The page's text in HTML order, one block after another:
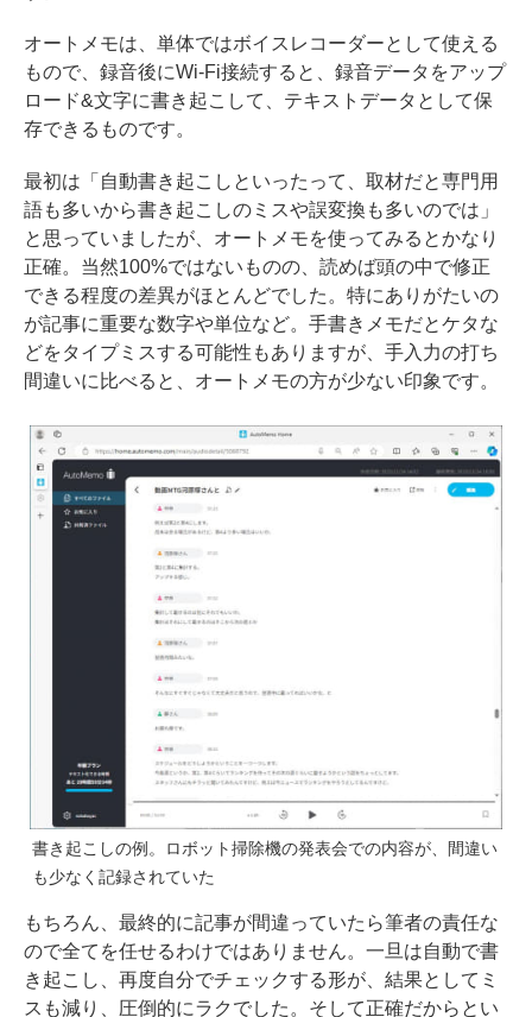
オートメモは、単体ではボイスレコーダーとして使える
もので、録音後にWi-Fi接続すると、録音データをアップ
ロード&文字に書き起こして、テキストデータとして保
存できるものです。
最初は「自動書き起こしといったって、取材だと専門用
語も多いから書き起こしのミスや誤変換も多いのでは」
と思っていましたが、オートメモを使ってみるとかなり
正確。当然100%ではないものの、読めば頭の中で修正
できる程度の差異がほとんどでした。特にありがたいの
が記事に重要な数字や単位など。手書きメモだとケタな
どをタイプミスする可能性もありますが、手入力の打ち
間違いに比べると、オートメモの方が少ない印象です。
書き起こしの例。ロボット掃除機の発表会での内容が、間違い
も少なく記録されていた
もちろん、最終的に記事が間違っていたら筆者の責任な
ので全てを任せるわけではありません。一旦は自動で書
き起こし、再度自分でチェックする形が、結果としてミ
スも減り、圧倒的にラクでした。そして正確だからとい